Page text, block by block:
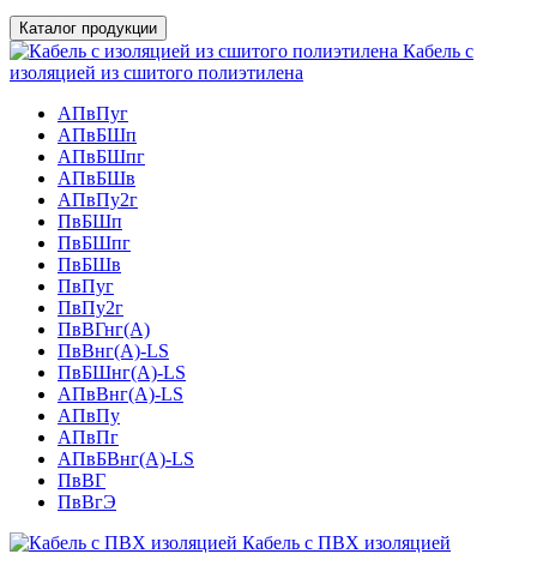
Каталог продукции
Кабель с
изоляцией из сшитого полиэтилена
АПвПуг
АПвБШп
АПвБШпг
АПвБШв
АПвПу2г
ПвБШп
ПвБШпг
ПвБШв
ПвПуг
ПвПу2г
ПвВГнг(А)
ПвВнг(А)-LS
ПвБШнг(А)-LS
АПвВнг(А)-LS
АПвПу
АПвПг
АПвБВнг(А)-LS
ПвВГ
ПвВгЭ
Кабель с ПВХ изоляцией